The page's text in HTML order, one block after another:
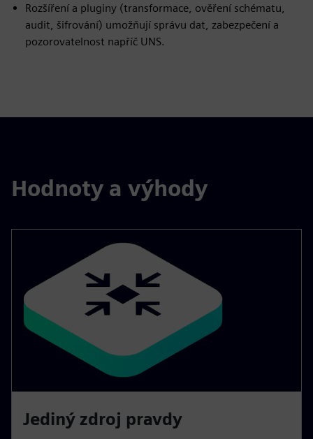
Rozšíření a pluginy (transformace, ověření schématu,
audit, šifrování) umožňují správu dat, zabezpečení a
pozorovatelnost napříč UNS.
Hodnoty a výhody
Jediný zdroj pravdy